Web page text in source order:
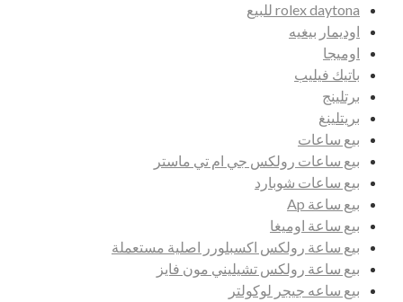
rolex daytona للبيع
اوديمار بيغيه
اوميجا
باتيك فيليب
برتلينج
بريتلينغ
بيع ساعات
بيع ساعات رولكس جي ام تي ماستر
بيع ساعات شوبارد
بيع ساعة Ap
بيع ساعة اوميغا
بيع ساعة رولكس اكسبلورر اصلية مستعملة
بيع ساعة رولكس تشيليني مون فايز
بيع ساعه جيجر لوكولتر